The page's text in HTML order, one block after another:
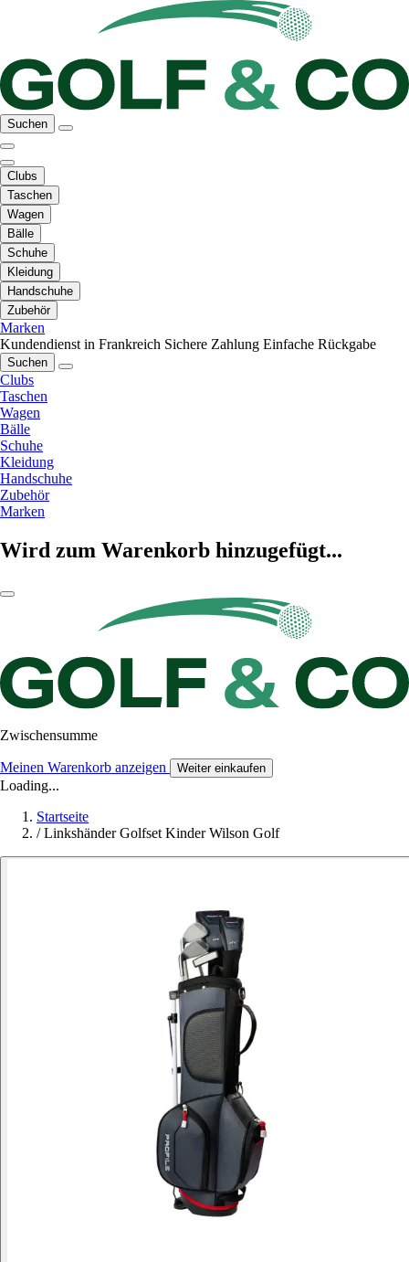
Suchen
Clubs
Taschen
Wagen
Bälle
Schuhe
Kleidung
Handschuhe
Zubehör
Marken
Kundendienst in Frankreich Sichere Zahlung Einfache Rückgabe
Suchen
Clubs
Taschen
Wagen
Bälle
Schuhe
Kleidung
Handschuhe
Zubehör
Marken
Wird zum Warenkorb hinzugefügt...
Zwischensumme
Meinen Warenkorb anzeigen Weiter einkaufen
Loading...
Startseite
/ Linkshänder Golfset Kinder Wilson Golf